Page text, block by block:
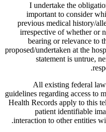
I undertake the
important to consider
previous medical history/
irrespective of whether or
bearing or relevance to
proposed/undertaken at the
statement is untrue,
All existing federal
guidelines regarding access to
Health Records apply to this
patient identifiable
interaction to other entities